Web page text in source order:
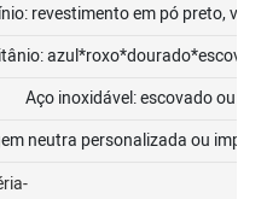
revestimento em pó preto,
Aço inoxidável: escovado ou
neutra personalizada ou